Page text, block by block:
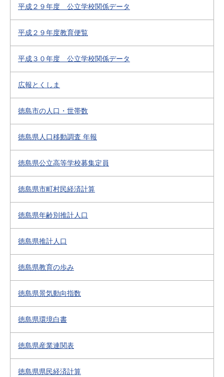
平成２９年度 公立学校関係データ
平成２９年度教育便覧
平成３０年度 公立学校関係データ
広報とくしま
徳島市の人口・世帯数
徳島県人口移動調査 年報
徳島県公立高等学校募集定員
徳島県市町村民経済計算
徳島県年齢別推計人口
徳島県推計人口
徳島県教育の歩み
徳島県景気動向指数
徳島県環境白書
徳島県産業連関表
徳島県県民経済計算